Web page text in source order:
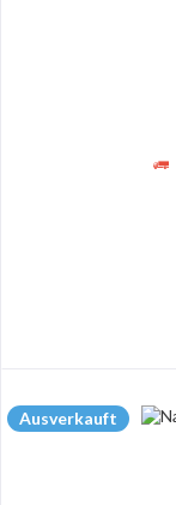
Ausverkauft